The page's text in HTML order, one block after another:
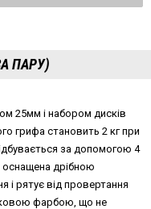
ПАРУ)
25мм і набором дисків
грифа становить 2 кг при
за допомогою 4
оснащена дрібною
і рятує від провертання
фарбою, що не